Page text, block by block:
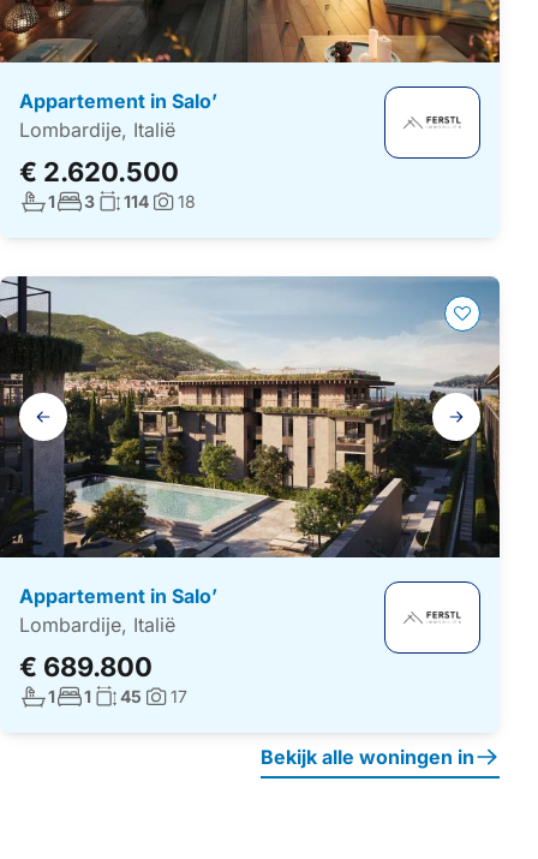
Appartement in Salo’
Lombardije, Italië
€ 2.620.500
Aantal badkamers:
1Aantal slaapkamers:
3Woonoppervlakte:
114Foto's:
18
Galerij
navigatie
Appartement in Salo’
Lombardije, Italië
€ 689.800
Aantal badkamers:
1Aantal slaapkamers:
1 Woonoppervlakte:
45 Foto's:
17
Bekijk alle woningen in